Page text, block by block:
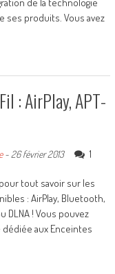
ses produits. Vous avez
: AirPlay, APT-
- 26 février 2013 1
tout savoir sur les
: AirPlay, Bluetooth,
DLNA ! Vous pouvez
aux Enceintes